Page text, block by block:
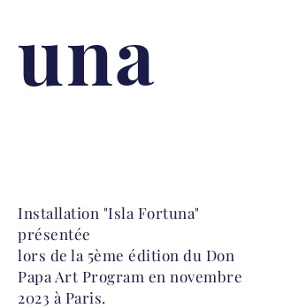
una
Installation "Isla Fortuna"
présentée
lors de la 5ème édition du Don
Papa Art Program en novembre
2023 à Paris.